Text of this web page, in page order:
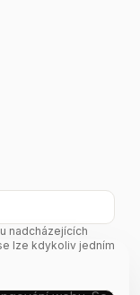
nadcházejících
lze kdykoliv jedním